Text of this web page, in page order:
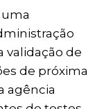
validação de
de próxima
agência